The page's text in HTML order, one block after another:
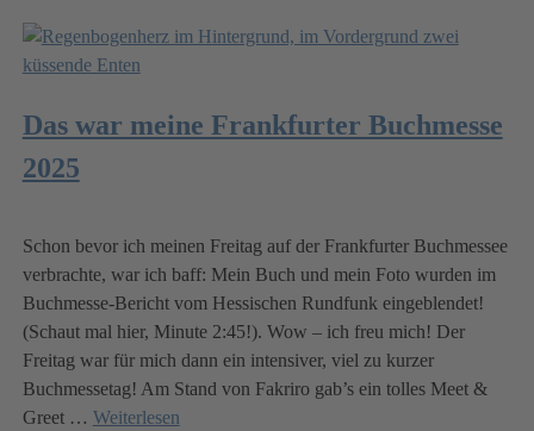
Das war meine Frankfurter Buchmesse
2025
Schon bevor ich meinen Freitag auf der Frankfurter Buchmessee
verbrachte, war ich baff: Mein Buch und mein Foto wurden im
Buchmesse-Bericht vom Hessischen Rundfunk eingeblendet!
(Schaut mal hier, Minute 2:45!). Wow – ich freu mich! Der
Freitag war für mich dann ein intensiver, viel zu kurzer
Buchmessetag! Am Stand von Fakriro gab’s ein tolles Meet &
Greet … Weiterlesen